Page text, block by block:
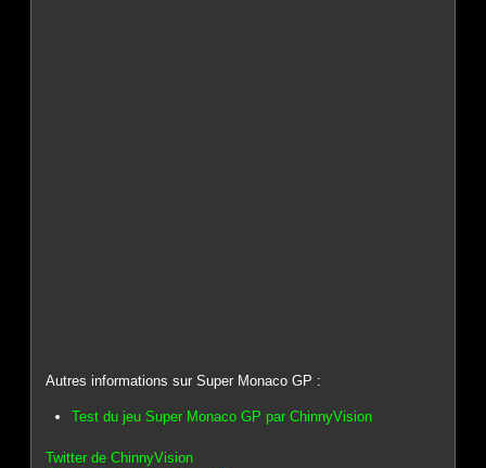
Autres informations sur Super Monaco GP :
Test du jeu Super Monaco GP par ChinnyVision
Twitter de ChinnyVision